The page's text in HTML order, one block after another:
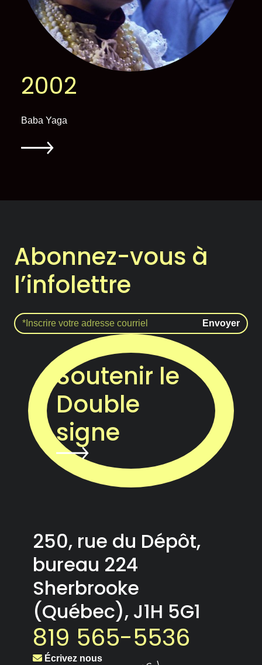
2002
Baba Yaga
Abonnez-vous à
l’infolettre
Soutenir le
Double
signe
250, rue du Dépôt,
bureau 224
Sherbrooke
(Québec), J1H 5G1
819 565-5536
Écrivez nous